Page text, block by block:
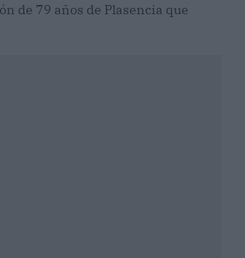
de 79 años de Plasencia que